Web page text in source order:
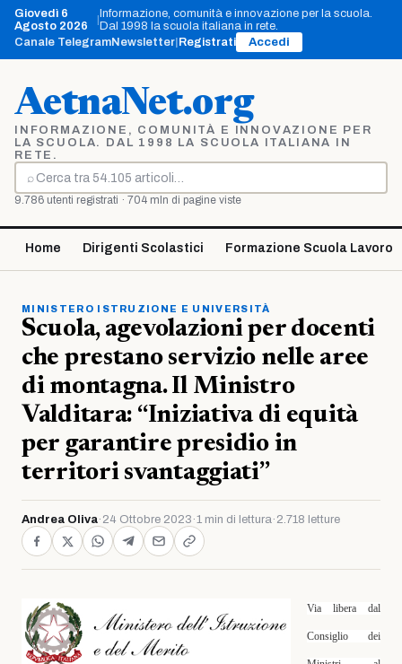
Vai
contenuto
Giovedì 6
Agosto 2026
Informazione, comunità e innovazione per la scuola.
Dal 1998 la scuola italiana in rete.
Canale TelegramNewsletter Registrati Accedi
AetnaNet.org
INFORMAZIONE, COMUNITÀ E INNOVAZIONE PER
LA SCUOLA. DAL 1998 LA SCUOLA ITALIANA IN
RETE.
⌕
Cerca
9.786 utenti registrati · 704 mln di pagine viste
Home Dirigenti Scolastici Formazione Scuola Lavoro
MINISTERO ISTRUZIONE E UNIVERSITÀ
Scuola, agevolazioni per docenti
che prestano servizio nelle aree
di montagna. Il Ministro
Valditara: “Iniziativa di equità
per garantire presidio in
territori svantaggiati”
Andrea Oliva· 24 Ottobre 2023 ·1 min di lettura· 2.718 letture
Via libera dal
Consiglio dei